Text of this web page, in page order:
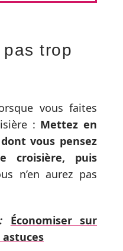
pas trop
vous faites
: Mettez en
vous pensez
croisière, puis
n’en aurez pas
Économiser sur
astuces